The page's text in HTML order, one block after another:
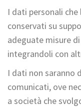
I dati personali
conservati su
adeguate misure
integrandoli con
I dati non saranno
comunicati, ove
a società che